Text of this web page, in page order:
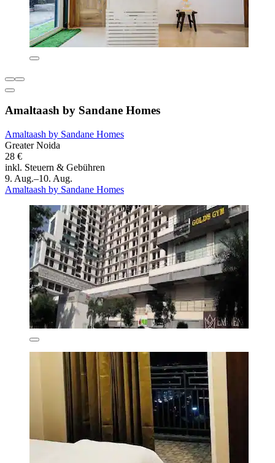
Amaltaash by Sandane Homes
Amaltaash by Sandane Homes
Greater Noida
28 €
inkl. Steuern & Gebühren
9. Aug.–10. Aug.
Amaltaash by Sandane Homes